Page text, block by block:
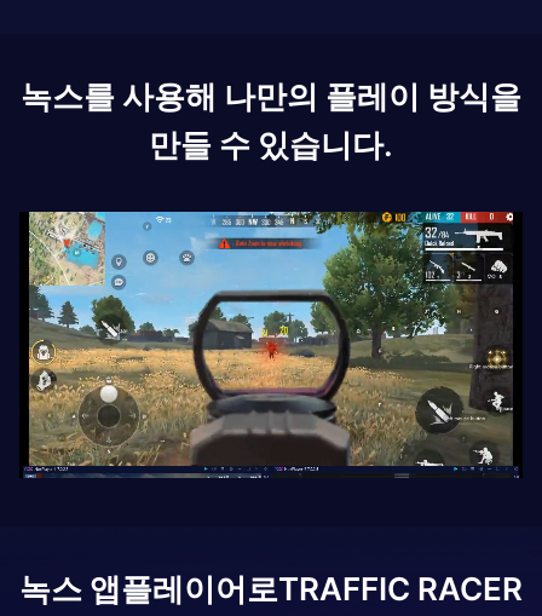
녹스를 사용해 나만의 플레이 방식을
만들 수 있습니다.
녹스 앱플레이어로TRAFFIC RACER